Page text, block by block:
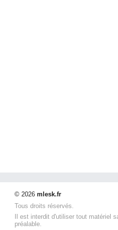
© 2026 mlesk.fr
Tous droits réservés.
Il est interdit d'utiliser tout matériel
préalable.